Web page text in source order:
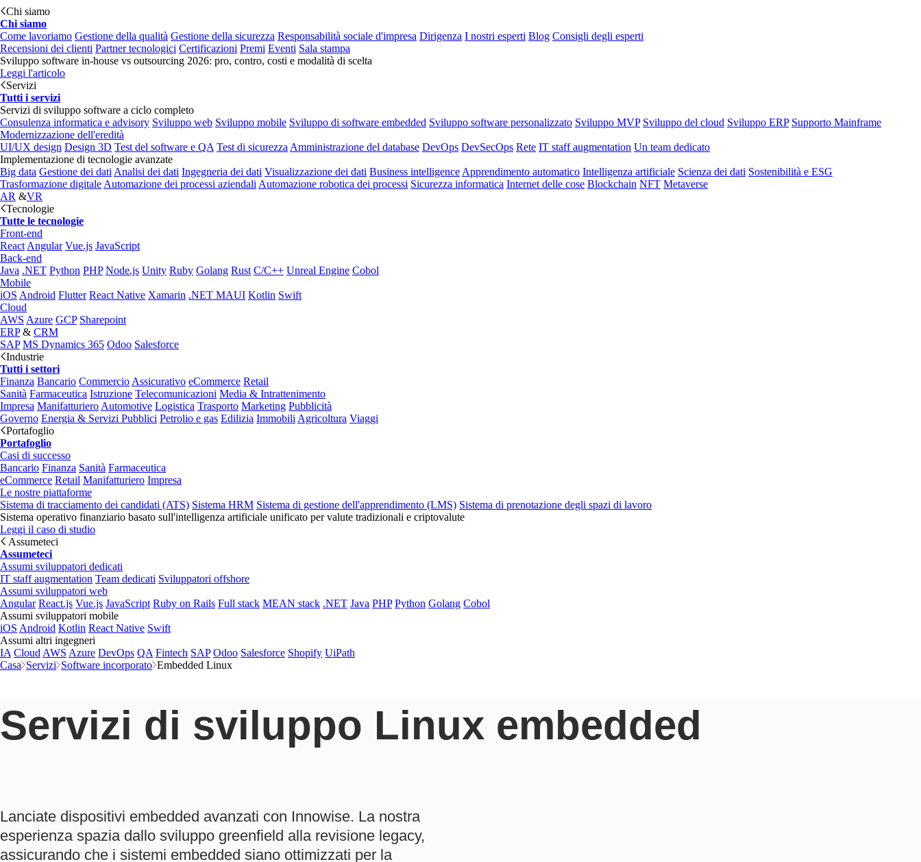
Chi siamo
Chi siamo
Come lavoriamo Gestione della qualità Gestione della sicurezza Responsabilità sociale d'impresa Dirigenza I nostri esperti Blog Consigli degli esperti
Recensioni dei clienti Partner tecnologici Certificazioni Premi Eventi Sala stampa
Sviluppo software in-house vs outsourcing 2026: pro, contro, costi e modalità di scelta
Leggi l'articolo
Servizi
Tutti i servizi
Servizi di sviluppo software a ciclo completo
Consulenza informatica e advisory Sviluppo web Sviluppo mobile Sviluppo di software embedded Sviluppo software personalizzato Sviluppo MVP Sviluppo del cloud Sviluppo ERP Supporto Mainframe
Modernizzazione dell'eredità
UI/UX design Design 3D Test del software e QA Test di sicurezza Amministrazione del database DevOps DevSecOps Rete IT staff augmentation Un team dedicato
Implementazione di tecnologie avanzate
Big data Gestione dei dati Analisi dei dati Ingegneria dei dati Visualizzazione dei dati Business intelligence Apprendimento automatico Intelligenza artificiale Scienza dei dati Sostenibilità e ESG
Trasformazione digitale Automazione dei processi aziendali Automazione robotica dei processi Sicurezza informatica Internet delle cose Blockchain NFT Metaverse
AR &VR
Tecnologie
Tutte le tecnologie
Front-end
React Angular Vue.js JavaScript
Back-end
Java .NET Python PHP Node.js Unity Ruby Golang Rust C/C++ Unreal Engine Cobol
Mobile
iOS Android Flutter React Native Xamarin .NET MAUI Kotlin Swift
Cloud
AWS Azure GCP Sharepoint
ERP& CRM
SAP MS Dynamics 365 Odoo Salesforce
Industrie
Tutti i settori
Finanza Bancario Commercio Assicurativo eCommerce Retail
Sanità Farmaceutica Istruzione Telecomunicazioni Media & Intrattenimento
Impresa Manifatturiero Automotive Logistica Trasporto Marketing Pubblicità
Governo Energia & Servizi Pubblici Petrolio e gas Edilizia Immobili Agricoltura Viaggi
Portafoglio
Portafoglio
Casi di successo
Bancario Finanza Sanità Farmaceutica
eCommerce Retail Manifatturiero Impresa
Le nostre piattaforme
Sistema di tracciamento dei candidati (ATS) Sistema HRM Sistema di gestione dell'apprendimento (LMS) Sistema di prenotazione degli spazi di lavoro
Sistema operativo finanziario basato sull'intelligenza artificiale unificato per valute tradizionali e criptovalute
Leggi il caso di studio
Assumeteci
Assumeteci
Assumi sviluppatori dedicati
IT staff augmentation Team dedicati Sviluppatori offshore
Assumi sviluppatori web
Angular React.js Vue.js JavaScript Ruby on Rails Full stack MEAN stack .NET Java PHP Python Golang Cobol
Assumi sviluppatori mobile
iOS Android Kotlin React Native Swift
Assumi altri ingegneri
IA Cloud AWS Azure DevOps QA Fintech SAP Odoo Salesforce Shopify UiPath
Casa Servizi Software incorporato Embedded Linux
Servizi di sviluppo Linux embedded
Lanciate dispositivi embedded avanzati con Innowise. La nostra
esperienza spazia dallo sviluppo greenfield alla revisione legacy,
assicurando che i sistemi embedded siano ottimizzati per la